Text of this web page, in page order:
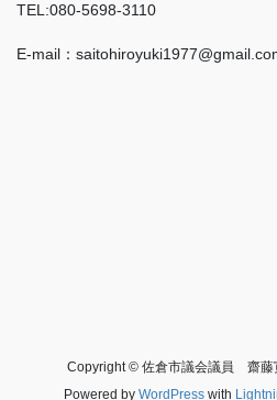
TEL:080-5698-3110
E-mail：
Copyright © 佐倉市議会議員 齋藤
Powered by WordPresswith